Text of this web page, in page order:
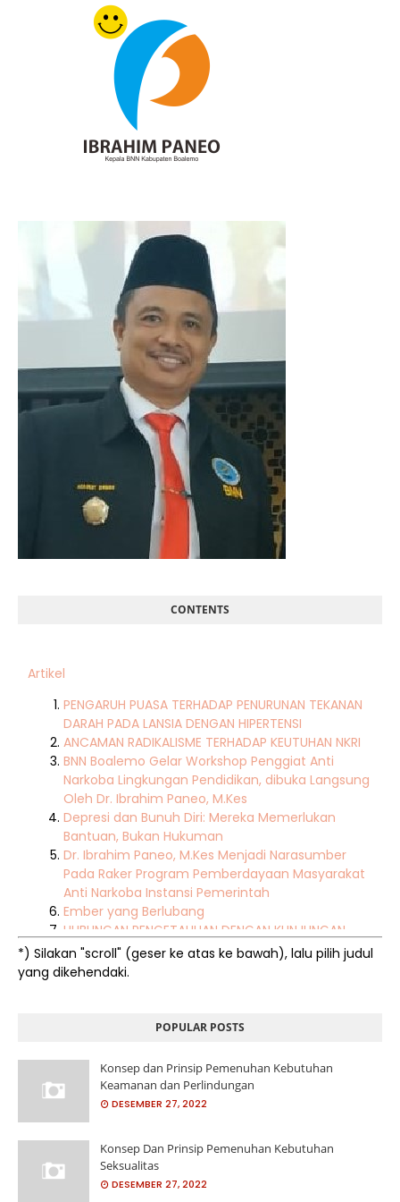
CONTENTS
Artikel
PENGARUH PUASA TERHADAP PENURUNAN TEKANAN
DARAH PADA LANSIA DENGAN HIPERTENSI
ANCAMAN RADIKALISME TERHADAP KEUTUHAN NKRI
BNN Boalemo Gelar Workshop Penggiat Anti
Narkoba Lingkungan Pendidikan, dibuka Langsung
Oleh Dr. Ibrahim Paneo, M.Kes
Depresi dan Bunuh Diri: Mereka Memerlukan
Bantuan, Bukan Hukuman
Dr. Ibrahim Paneo, M.Kes Menjadi Narasumber
Pada Raker Program Pemberdayaan Masyarakat
Anti Narkoba Instansi Pemerintah
Ember yang Berlubang
HUBUNGAN PENGETAHUAN DENGAN KUNJUNGAN
LANSIA KE POSYANDU DI DESA MOLINGKAPOT KEC.
KWANDANG KAB. GORONTALO UTARA
JABATAN PRESIDEN SERTA DAMPAKNYA TERHADAP
INDONESIA
Ibrahim Paneo Ketua Pokdar Kamtibmas
Gorontalo Ucapkan Selamat pada Agenanda
Djatmika Ketua umum Terpilih periode 2021-2026
KEMAJEMUKAN Oleh. Mudji Sutrisno SJ. (Guru Besar
STF Driyarkara & Dosen Pasca Sarjana UI,
Budayawan)
KEWASPADAAN NASONAL TERHADAP MENGUATNYA
*) Silakan "scroll" (geser ke atas ke bawah), lalu pilih judul
yang dikehendaki.
POPULAR POSTS
Konsep dan Prinsip Pemenuhan Kebutuhan
Keamanan dan Perlindungan
DESEMBER 27, 2022
Konsep Dan Prinsip Pemenuhan Kebutuhan
Seksualitas
DESEMBER 27, 2022